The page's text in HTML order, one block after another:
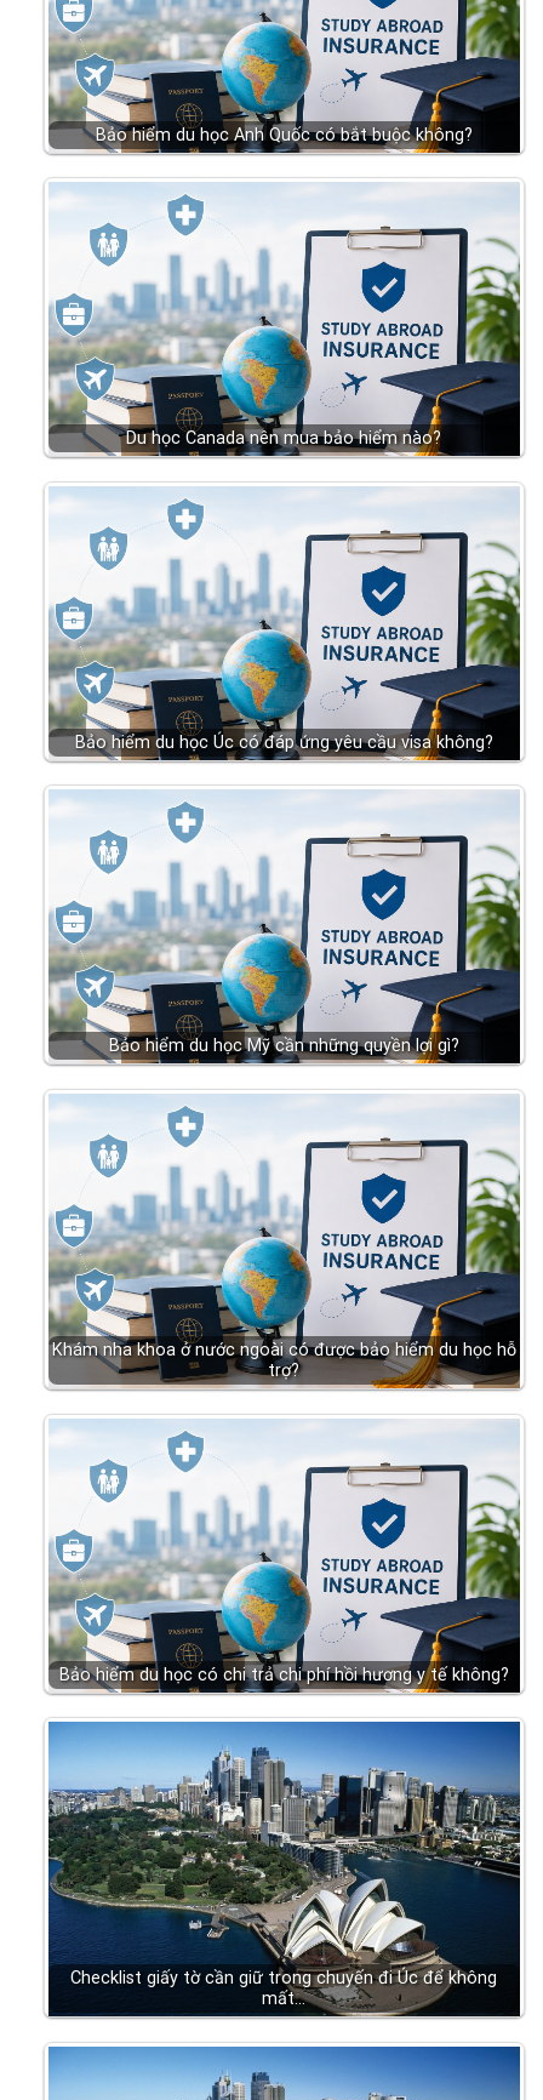
Bảo hiểm du học Anh Quốc có bắt buộc không?
Du học Canada nên mua bảo hiểm nào?
Bảo hiểm du học Úc có đáp ứng yêu cầu visa không?
Bảo hiểm du học Mỹ cần những quyền lợi gì?
Khám nha khoa ở nước ngoài có được bảo hiểm du học hỗ
trợ?
Bảo hiểm du học có chi trả chi phí hồi hương y tế không?
Checklist giấy tờ cần giữ trong chuyến đi Úc để không
mất…